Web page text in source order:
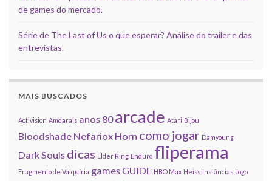
de games do mercado.
Série de The Last of Us o que esperar? Análise do trailer e das
entrevistas.
MAIS BUSCADOS
Activision Amdarais anos 80 arcade Atari Bijou
Bloodshade Nefariox Horn como jogar Damyoung
Dark Souls dicas Elder RIng Enduro fliperama
Fragmento de Valquíria games GUIDE HBO Max Heiss Instâncias Jogo